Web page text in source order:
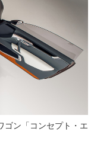
ゴン「コンセプト・エ